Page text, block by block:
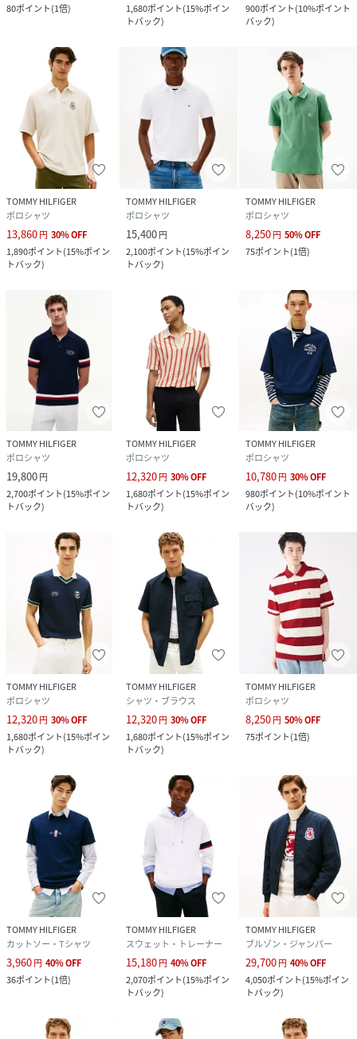
80ポイント(1倍)
1,680ポイント(15%ポイン
トバック)
900ポイント(10%ポイント
バック)
TOMMY HILFIGER
ポロシャツ
13,860円 30%OFF
1,890ポイント(15%ポイン
トバック)
TOMMY HILFIGER
ポロシャツ
15,400円
2,100ポイント(15%ポイン
トバック)
TOMMY HILFIGER
ポロシャツ
8,250円 50%OFF
75ポイント(1倍)
TOMMY HILFIGER
ポロシャツ
19,800円
2,700ポイント(15%ポイン
トバック)
TOMMY HILFIGER
ポロシャツ
12,320円 30%OFF
1,680ポイント(15%ポイン
トバック)
TOMMY HILFIGER
ポロシャツ
10,780円 30%OFF
980ポイント(10%ポイント
バック)
TOMMY HILFIGER
ポロシャツ
12,320円 30%OFF
1,680ポイント(15%ポイン
トバック)
TOMMY HILFIGER
シャツ・ブラウス
12,320円 30%OFF
1,680ポイント(15%ポイン
トバック)
TOMMY HILFIGER
ポロシャツ
8,250円 50%OFF
75ポイント(1倍)
TOMMY HILFIGER
カットソー・Tシャツ
3,960円 40%OFF
36ポイント(1倍)
TOMMY HILFIGER
スウェット・トレーナー
15,180円 40%OFF
2,070ポイント(15%ポイン
トバック)
TOMMY HILFIGER
ブルゾン・ジャンパー
29,700円 40%OFF
4,050ポイント(15%ポイン
トバック)